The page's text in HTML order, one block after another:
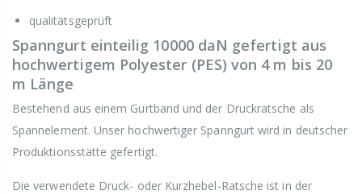
qualitätsgeprüft
Spanngurt einteilig 10000 daN gefertigt aus
hochwertigem Polyester (PES) von 4 m bis 20
m Länge
Bestehend aus einem Gurtband und der Druckratsche als
Spannelement. Unser hochwertiger Spanngurt wird in deutscher
Produktionsstätte gefertigt.
Die verwendete Druck- oder Kurzhebel-Ratsche ist in der